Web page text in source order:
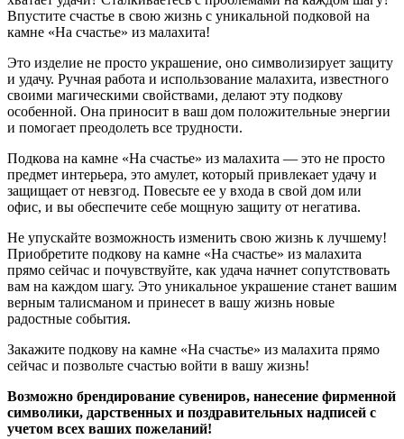
Впустите счастье в свою жизнь с уникальной подковой на
камне «На счастье» из малахита!
Это изделие не просто украшение, оно символизирует защиту
и удачу. Ручная работа и использование малахита, известного
своими магическими свойствами, делают эту подкову
особенной. Она приносит в ваш дом положительные энергии
и помогает преодолеть все трудности.
Подкова на камне «На счастье» из малахита — это не просто
предмет интерьера, это амулет, который привлекает удачу и
защищает от невзгод. Повесьте ее у входа в свой дом или
офис, и вы обеспечите себе мощную защиту от негатива.
Не упускайте возможность изменить свою жизнь к лучшему!
Приобретите подкову на камне «На счастье» из малахита
прямо сейчас и почувствуйте, как удача начнет сопутствовать
вам на каждом шагу. Это уникальное украшение станет вашим
верным талисманом и принесет в вашу жизнь новые
радостные события.
Закажите подкову на камне «На счастье» из малахита прямо
сейчас и позвольте счастью войти в вашу жизнь!
Возможно брендирование сувениров, нанесение фирменной
символики, дарственных и поздравительных надписей с
учетом всех ваших пожеланий!